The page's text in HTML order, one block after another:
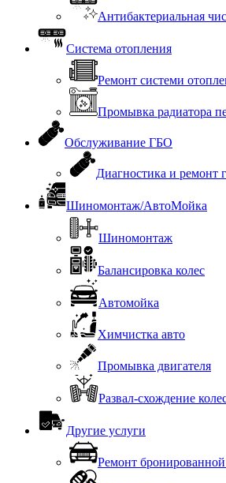
Антибактериальная
Система отопления
Ремонт системи
Промывка радиатора
Обслуживание ГБО
Диагностика и ремонт
Шиномонтаж/АвтоМойка
Шиномонтаж
Балансировка колес
Автомойка
Химчистка авто
Промывка двигателя
Развал-схождение
Другие услуги
Ремонт